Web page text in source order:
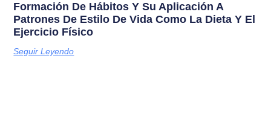
Formación De Hábitos Y Su Aplicación A
Patrones De Estilo De Vida Como La Dieta Y El
Ejercicio Físico
Seguir Leyendo